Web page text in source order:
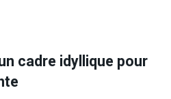
cadre idyllique pour